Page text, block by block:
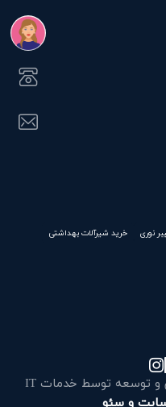
نوری خرید شیرآلات بهداشتی
کپی رایت © 2026 - 2024 - طراحی و توسعه توسط خدمات IT
و سئو